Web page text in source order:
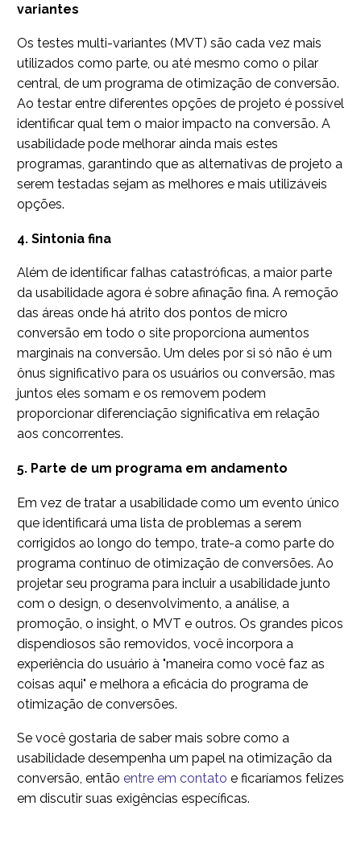
variantes
Os testes multi-variantes (MVT) são cada vez mais
utilizados como parte, ou até mesmo como o pilar
central, de um programa de otimização de conversão.
Ao testar entre diferentes opções de projeto é possível
identificar qual tem o maior impacto na conversão. A
usabilidade pode melhorar ainda mais estes
programas, garantindo que as alternativas de projeto a
serem testadas sejam as melhores e mais utilizáveis
opções.
4. Sintonia fina
Além de identificar falhas catastróficas, a maior parte
da usabilidade agora é sobre afinação fina. A remoção
das áreas onde há atrito dos pontos de micro
conversão em todo o site proporciona aumentos
marginais na conversão. Um deles por si só não é um
ônus significativo para os usuários ou conversão, mas
juntos eles somam e os removem podem
proporcionar diferenciação significativa em relação
aos concorrentes.
5. Parte de um programa em andamento
Em vez de tratar a usabilidade como um evento único
que identificará uma lista de problemas a serem
corrigidos ao longo do tempo, trate-a como parte do
programa contínuo de otimização de conversões. Ao
projetar seu programa para incluir a usabilidade junto
com o design, o desenvolvimento, a análise, a
promoção, o insight, o MVT e outros. Os grandes picos
dispendiosos são removidos, você incorpora a
experiência do usuário à "maneira como você faz as
coisas aqui" e melhora a eficácia do programa de
otimização de conversões.
Se você gostaria de saber mais sobre como a
usabilidade desempenha um papel na otimização da
conversão, então entre em contato e ficaríamos felizes
em discutir suas exigências específicas.